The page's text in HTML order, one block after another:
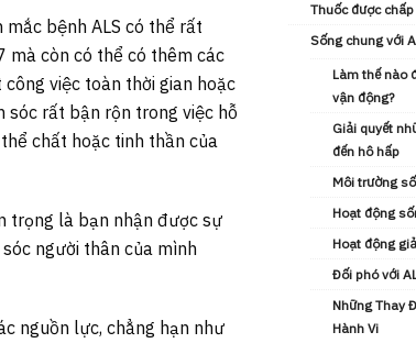
bệnh ALS có thể rất
mà còn có thể có thêm các
việc toàn thời gian hoặc
sóc rất bận rộn trong việc hỗ
chất hoặc tinh thần của
trọng là bạn nhận được sự
người thân của mình
nguồn lực, chẳng hạn như
Thuốc được
Sống chung với
Làm thế nào
vận động?
Giải quyết
đến hô hấp
Môi trường
Hoạt động
Hoạt động
Đối phó với
Những Thay
Hành Vi